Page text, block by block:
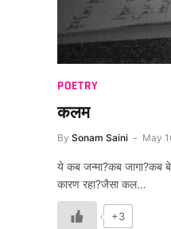
POETRY
कलम
By Sonam Saini May
ये कब जन्मा?कब जागा?कब
कारण रहा?जैसा कल…
+3